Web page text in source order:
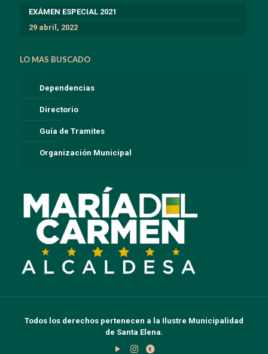
EXÁMEN ESPECIAL 2021
29 abril, 2022
LO MAS BUSCADO
Dependencias
Directorio
Guía de Tramites
Organización Municipal
Todos los derechos pertenecen a la Ilustre Municipalidad
de Santa Elena.